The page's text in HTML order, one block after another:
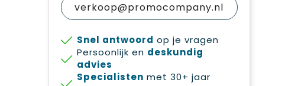
verkoop@promocompany.nl
Snel antwoord op je vragen
Persoonlijk en deskundig
advies
Specialisten met 30+ jaar